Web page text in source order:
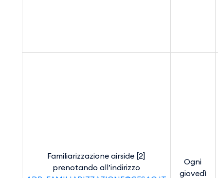
Familiarizzazione airside [2]
prenotando all’indirizzo
Ogni
giovedì